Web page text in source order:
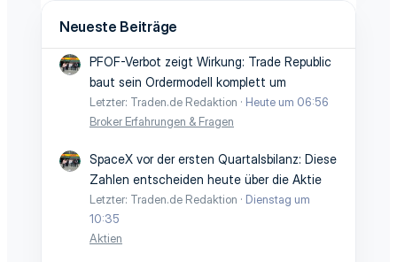
Neueste Beiträge
PFOF-Verbot zeigt Wirkung: Trade Republic
baut sein Ordermodell komplett um
Letzter: Traden.de Redaktion
Heute um 06:56
Broker Erfahrungen & Fragen
SpaceX vor der ersten Quartalsbilanz: Diese
Zahlen entscheiden heute über die Aktie
Letzter: Traden.de Redaktion
Dienstag um
10:35
Aktien